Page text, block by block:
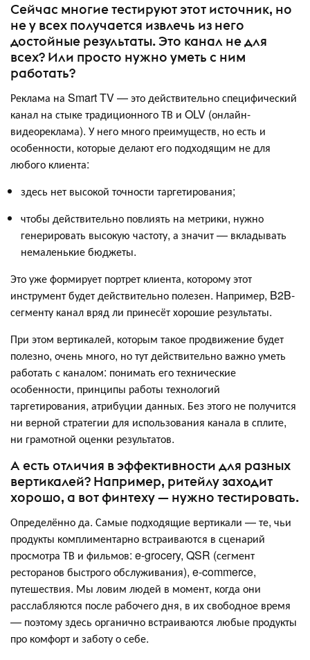
Сейчас многие тестируют этот источник, но
не у всех получается извлечь из него
достойные результаты. Это канал не для
всех? Или просто нужно уметь с ним
работать?
Реклама на Smart TV — это действительно специфический
канал на стыке традиционного ТВ и OLV (онлайн-
видеореклама). У него много преимуществ, но есть и
особенности, которые делают его подходящим не для
любого клиента:
здесь нет высокой точности таргетирования;
чтобы действительно повлиять на метрики, нужно
генерировать высокую частоту, а значит — вкладывать
немаленькие бюджеты.
Это уже формирует портрет клиента, которому этот
инструмент будет действительно полезен. Например, B2B-
сегменту канал вряд ли принесёт хорошие результаты.
При этом вертикалей, которым такое продвижение будет
полезно, очень много, но тут действительно важно уметь
работать с каналом: понимать его технические
особенности, принципы работы технологий
таргетирования, атрибуции данных. Без этого не получится
ни верной стратегии для использования канала в сплите,
ни грамотной оценки результатов.
А есть отличия в эффективности для разных
вертикалей? Например, ритейлу заходит
хорошо, а вот финтеху — нужно тестировать.
Определённо да. Самые подходящие вертикали — те, чьи
продукты комплиментарно встраиваются в сценарий
просмотра ТВ и фильмов: e-grocery, QSR (сегмент
ресторанов быстрого обслуживания), e-commerce,
путешествия. Мы ловим людей в момент, когда они
расслабляются после рабочего дня, в их свободное время
— поэтому здесь органично встраиваются любые продукты
про комфорт и заботу о себе.